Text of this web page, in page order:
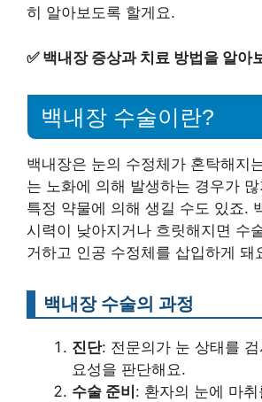
히 알아보도록 할게요.
✅ 백내장 증상과 치료 방법을 알아
백내장 수술이란?
백내장은 눈의 수정체가 혼탁해지
는 노화에 의해 발생하는 경우가
특정 약물에 의해 생길 수도 있죠.
시력이 낮아지거나 흐릿해지면 수
거하고 인공 수정체를 삽입하게 돼
백내장 수술의 과정
진단: 전문의가 눈 상태를
요성을 판단해요.
수술 준비 : 환자의 눈에 마